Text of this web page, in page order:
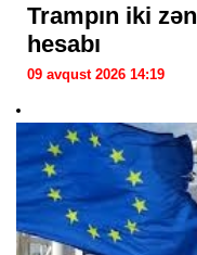
Trampın iki
hesabı
09 avqust 2026 14:19